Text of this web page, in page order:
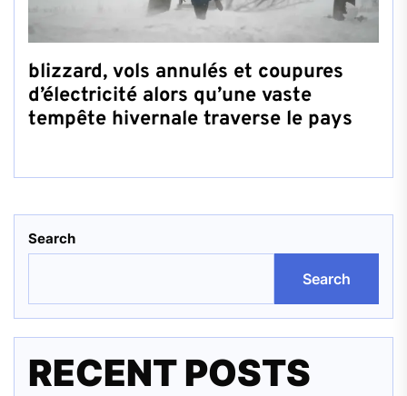
blizzard, vols annulés et coupures
d’électricité alors qu’une vaste
tempête hivernale traverse le pays
Search
Search
RECENT POSTS